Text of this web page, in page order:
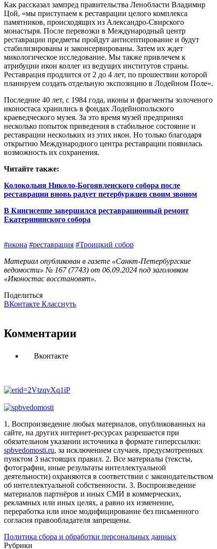
Как рассказал зампред правительства Ленобласти Владимир
Цой, «мы приступаем к реставрации целого комплекса
памятников, происходящих из Александро-Свирского
монастыря. После перевозки в Международный центр
реставрации предметы пройдут антисептирование и будут
стабилизированы и законсервированы. Затем их ждет
микологическое исследование. Мы также привлечем к
атрибуции икон коллег из ведущих институтов страны.
Реставрация продлится от 2 до 4 лет, по прошествии которой
планируем создать отдельную экспозицию в Лодейном Поле».
Последние 40 лет, с 1984 года, иконы и фрагменты золоченого
иконостаса хранились в фондах Лодейнопольского
краеведческого музея. За это время музей предпринял
несколько попыток приведения в стабильное состояние и
реставрации нескольких из этих икон. Но только благодаря
открытию Международного центра реставрации появилась
возможность их сохранения.
Читайте также:
Колокольня Николо-Богоявленского собора после
реставрации вновь радует петербуржцев своим звоном
В Кингисеппе завершился реставрационный ремонт
Екатерининского собора
#икона #реставрация #Троицкий собор
Материал опубликован в газете «Санкт-Петербургские
ведомости» № 167 (7743) от 06.09.2024 под заголовком
«Иконостас восстановят».
Поделиться
ВКонтакте Класснуть
Комментарии
Вконтакте
1. Воспроизведение любых материалов, опубликованных на
сайте, на других интернет-ресурсах разрешается при
обязательном указании источника в формате гиперссылки:
spbvedomosti.ru, за исключением случаев, предусмотренных
пунктом 3 настоящих правил. 2. Все материалы (тексты,
фотографии, иные результаты интеллектуальной
деятельности) охраняются в соответствии с законодательством
об интеллектуальной собственности. 3. Воспроизведение
материалов партнёров и иных СМИ в коммерческих,
рекламных или иных целях, а равно их изменение,
переработка или иное модифицирование без письменного
согласия правообладателя запрещены.
Политика сбора и обработки персональных данных
Рубрики